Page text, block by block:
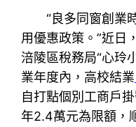
“良多同窗創業
用優惠政策。”近日
涪陵區稅務局“心玲
業年度內，高校結業
自打點個別工商戶
年2.4萬元為限額，